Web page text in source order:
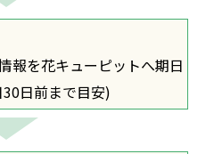
報を花キューピットへ期日
日前まで目安)